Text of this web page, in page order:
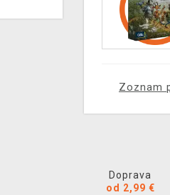
Zoznam
Doprava
od 2,99 €